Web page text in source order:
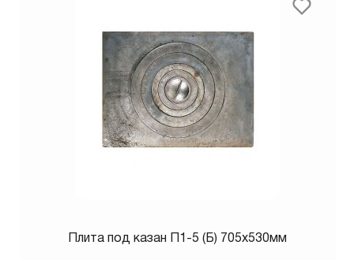
Плита под казан П1-5 (Б) 705х530мм